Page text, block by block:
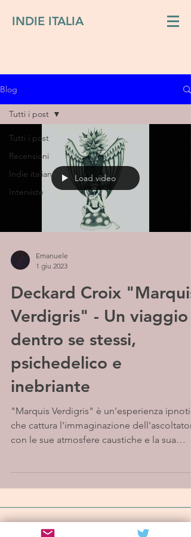
INDIE ITALIA
Blog
Tutti i post
Recensioni
Indie italiano
Interviste
Tutti i post
Load video
Emanuele
1 giu 2023
Deckard Croix "Marquis
Verdigris" - Un viaggio
dentro se stessi,
psichedelico e
inebriante
"Marquis Verdigris" è un'esperienza
che cattura l'immaginazione
con le sue atmosfere caustiche e la sua